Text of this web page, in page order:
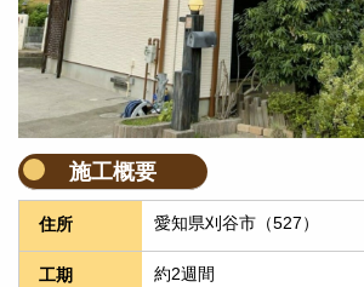
施工概要
住所 愛知県刈谷市（527）
工期 約2週間